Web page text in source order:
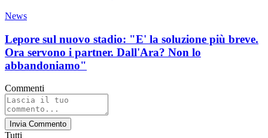
News
Lepore sul nuovo stadio: "E' la soluzione più breve.
Ora servono i partner. Dall'Ara? Non lo
abbandoniamo"
Commenti
Invia Commento
Tutti